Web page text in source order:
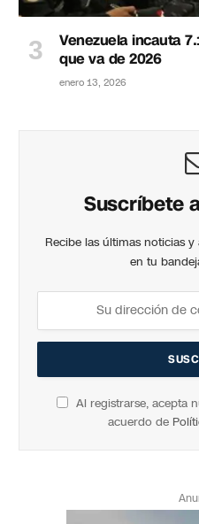
Venezuela incauta
que va de 2026
enero 13, 2026
Suscríbete
Recibe las últimas noticias
en tu
Al registrarse, acepta
acuerdo de